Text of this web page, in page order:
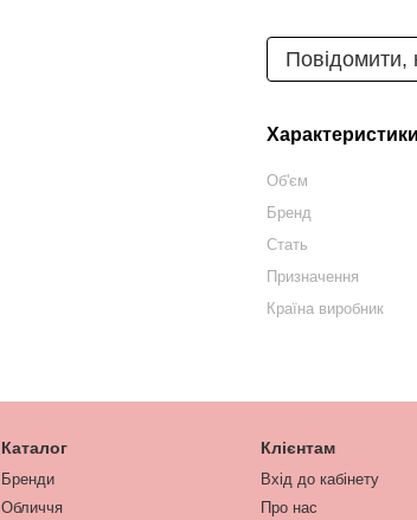
Повідомити,
Характеристики
Об'єм
Бренд
Стать
Призначення
Країна виробник
Каталог
Бренди
Обличчя
Клієнтам
Вхід до кабінету
Про нас